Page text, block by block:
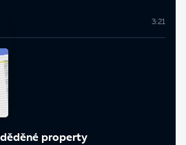
3:21
property